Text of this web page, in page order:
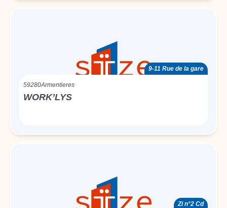
9-11 Rue de la gare
59280Armentieres
WORK’LYS
Zi n°2 Cd